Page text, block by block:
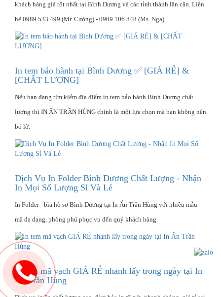
khách hàng giá tốt nhất tại Bình Dương và các tỉnh thành lân cận. Liên
hệ 0989 533 499 (Mr. Cường) - 0909 106 848 (Ms. Nga)
In tem bảo hành tại Bình Dương ✅ [GIÁ RẺ] &
[CHẤT LƯỢNG]
Nếu bạn đang tìm kiếm địa điểm in tem bảo hành Bình Dương chất
lượng thì IN ẤN TRẦN HÙNG chính là một lựa chọn mà bạn không nên
bỏ lỡ.
Dịch Vụ In Folder Bình Dương Chất Lượng - Nhận
In Mọi Số Lượng Sỉ Và Lẻ
In Folder - bìa hồ sơ Bình Dương tại In Ấn Trần Hùng với nhiều mẫu
mã đa dạng, phòng phú phục vụ đến quý khách hàng.
In tem mã vạch GIÁ RẺ nhanh lấy trong ngày tại In
Ấn Trần Hùng